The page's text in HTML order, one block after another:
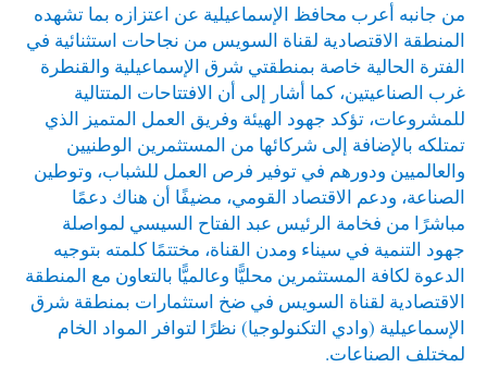
من جانبه أعرب محافظ الإسماعيلية عن اعتزازه بما تشهده
المنطقة الاقتصادية لقناة السويس من نجاحات استثنائية في
الفترة الحالية خاصة بمنطقتي شرق الإسماعيلية والقنطرة
غرب الصناعيتين، كما أشار إلى أن الافتتاحات المتتالية
للمشروعات، تؤكد جهود الهيئة وفريق العمل المتميز الذي
تمتلكه بالإضافة إلى شركائها من المستثمرين الوطنيين
والعالميين ودورهم في توفير فرص العمل للشباب، وتوطين
الصناعة، ودعم الاقتصاد القومي، مضيفًا أن هناك دعمًا
مباشرًا من فخامة الرئيس عبد الفتاح السيسي لمواصلة
جهود التنمية في سيناء ومدن القناة، مختتمًا كلمته بتوجيه
الدعوة لكافة المستثمرين محليًّا وعالميًّا بالتعاون مع المنطقة
الاقتصادية لقناة السويس في ضخ استثمارات بمنطقة شرق
الإسماعيلية (وادي التكنولوجيا) نظرًا لتوافر المواد الخام
لمختلف الصناعات.